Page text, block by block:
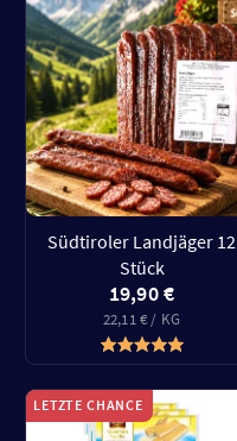
Südtiroler Landjäger 12
Stück
19,90 €
22,11 € / KG
LETZTE CHANCE